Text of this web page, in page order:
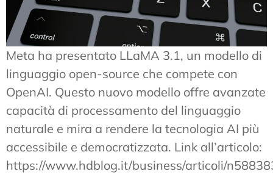
Meta ha presentato LLaMA 3.1, un modello di
linguaggio open-source che compete con
OpenAI. Questo nuovo modello offre avanzate
capacità di processamento del linguaggio
naturale e mira a rendere la tecnologia AI più
accessibile e democratizzata. Link all’articolo:
https://www.hdblog.it/business/articoli/